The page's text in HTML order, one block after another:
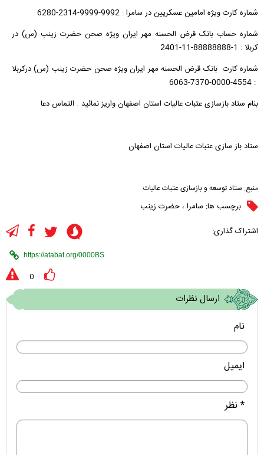
شماره کارت ویژه امامین عسکریین در سامرا : 9992-9999-2314-6280
شماره حساب بانک قرض الحسنه مهر ایران ویژه صحن حضرت زینب (س) در
کربلا : 1-88888888-11-2401
شماره کارت بانک قرض الحسنه مهر ایران ویژه صحن حضرت زینب (س) درکربلا
: 4554-0000-7370-6063
بنام ستاد بازسازی عتبات عالیات استان اصفهان واریز نمائید . التماس دعا
ستاد باز سازی عتبات عالیات استان اصفهان
منبع: ستاد توسعه و بازسازی عتبات عالیات
برچسب ها: سامرا ، حضرت زینب
اشتراک گذاری:
0
ارسال نظرات
نام
ایمیل
* نظر